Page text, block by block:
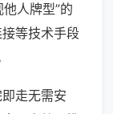
人牌型”的
等技术手段
走无需安